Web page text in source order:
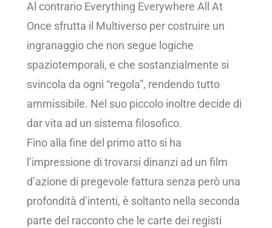
Al contrario Everything Everywhere All At
Once sfrutta il Multiverso per costruire un
ingranaggio che non segue logiche
spaziotemporali, e che sostanzialmente si
svincola da ogni “regola”, rendendo tutto
ammissibile. Nel suo piccolo inoltre decide di
dar vita ad un sistema filosofico.
Fino alla fine del primo atto si ha
l’impressione di trovarsi dinanzi ad un film
d’azione di pregevole fattura senza però una
profondità d’intenti, è soltanto nella seconda
parte del racconto che le carte dei registi